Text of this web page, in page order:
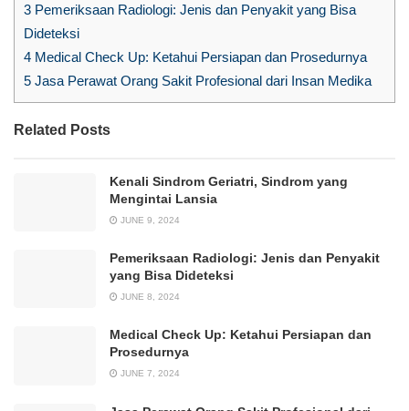
3 Pemeriksaan Radiologi: Jenis dan Penyakit yang Bisa
Dideteksi
4 Medical Check Up: Ketahui Persiapan dan Prosedurnya
5 Jasa Perawat Orang Sakit Profesional dari Insan Medika
Related Posts
Kenali Sindrom Geriatri, Sindrom yang
Mengintai Lansia
JUNE 9, 2024
Pemeriksaan Radiologi: Jenis dan Penyakit
yang Bisa Dideteksi
JUNE 8, 2024
Medical Check Up: Ketahui Persiapan dan
Prosedurnya
JUNE 7, 2024